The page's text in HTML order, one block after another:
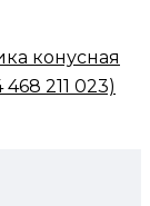
конусная
211 023)